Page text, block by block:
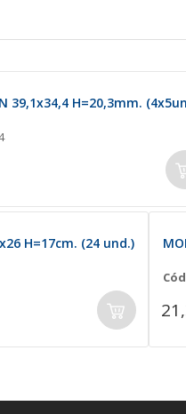
39,1x34,4 H=20,3mm.
H=17cm. (24 und.)